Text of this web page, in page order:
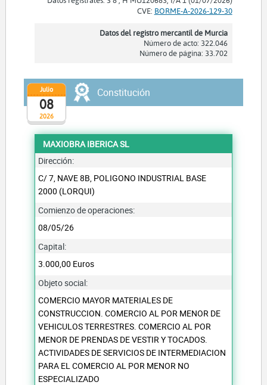
CVE: BORME-A-2026-129-30
Datos del registro mercantil de Murcia
Número de acto: 322.046
Número de página: 33.702
2026
Julio
08
Constitución
MAXIOBRA IBERICA SL
Dirección:
C/ 7, NAVE 8B, POLIGONO INDUSTRIAL BASE
2000 (LORQUI)
Comienzo de operaciones:
08/05/26
Capital:
3.000,00 Euros
Objeto social:
COMERCIO MAYOR MATERIALES DE
CONSTRUCCION. COMERCIO AL POR MENOR DE
VEHICULOS TERRESTRES. COMERCIO AL POR
MENOR DE PRENDAS DE VESTIR Y TOCADOS.
ACTIVIDADES DE SERVICIOS DE INTERMEDIACION
PARA EL COMERCIO AL POR MENOR NO
ESPECIALIZADO